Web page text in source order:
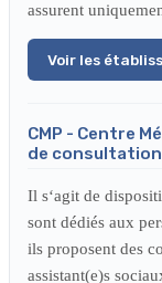
assurent
Voir les
CMP - Centre
de consultation
Il s‘agit de
sont dédiés aux
ils proposent des
assistant(e)s